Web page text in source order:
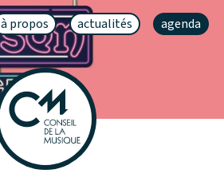
à propos actualités agenda